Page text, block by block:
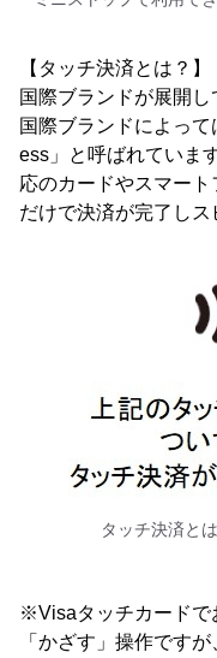
【タッチ決済とは？】
国際ブランドが展開し
国際ブランドによっ
ess」と呼ばれていま
応のカードやスマート
だけで決済が完了しス
タッチ決済と
※Visaタッチカードで
「かざす」操作ですが